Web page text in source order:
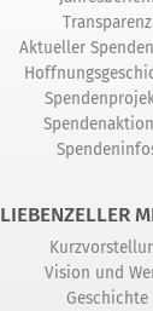
Transparenz
Aktueller
LIEBENZELLER
Vision und
Geschichte